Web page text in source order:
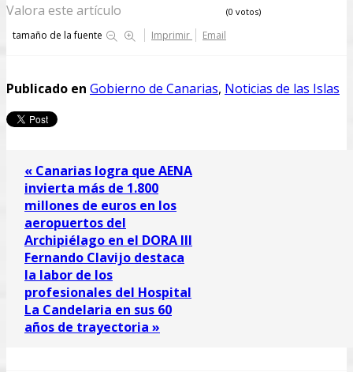
Valora este artículo (0 votos)
tamaño de la fuente Imprimir Email
Publicado en Gobierno de Canarias, Noticias de las Islas
« Canarias logra que AENA
invierta más de 1.800
millones de euros en los
aeropuertos del
Archipiélago en el DORA III
Fernando Clavijo destaca
la labor de los
profesionales del Hospital
La Candelaria en sus 60
años de trayectoria »